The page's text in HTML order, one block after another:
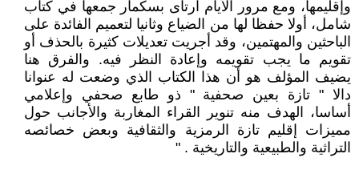
وإقليمها، ومع مرور الأيام ارتأى بسكمار جمعها في كتاب
شامل، أولا حفظا لها من الضياع وثانيا لتعميم الفائدة على
الباحثين والمهتمين، وقد أجريت تعديلات كثيرة بالحذف أو
تقويم ما يجب تقويمه وإعادة النظر فيه. والفرق هنا
يضيف المؤلف هو أن هذا الكتاب الذي وضعت له عنوانا
دالا " تازة بعين صحفية " ذو طابع صحفي وإعلامي
أساسا، الهدف منه تنوير القراء المغاربة والأجانب حول
مميزات إقليم تازة الرمزية والثقافية وبعض خصائصه
التراثية والطبيعية والتاريخية . "